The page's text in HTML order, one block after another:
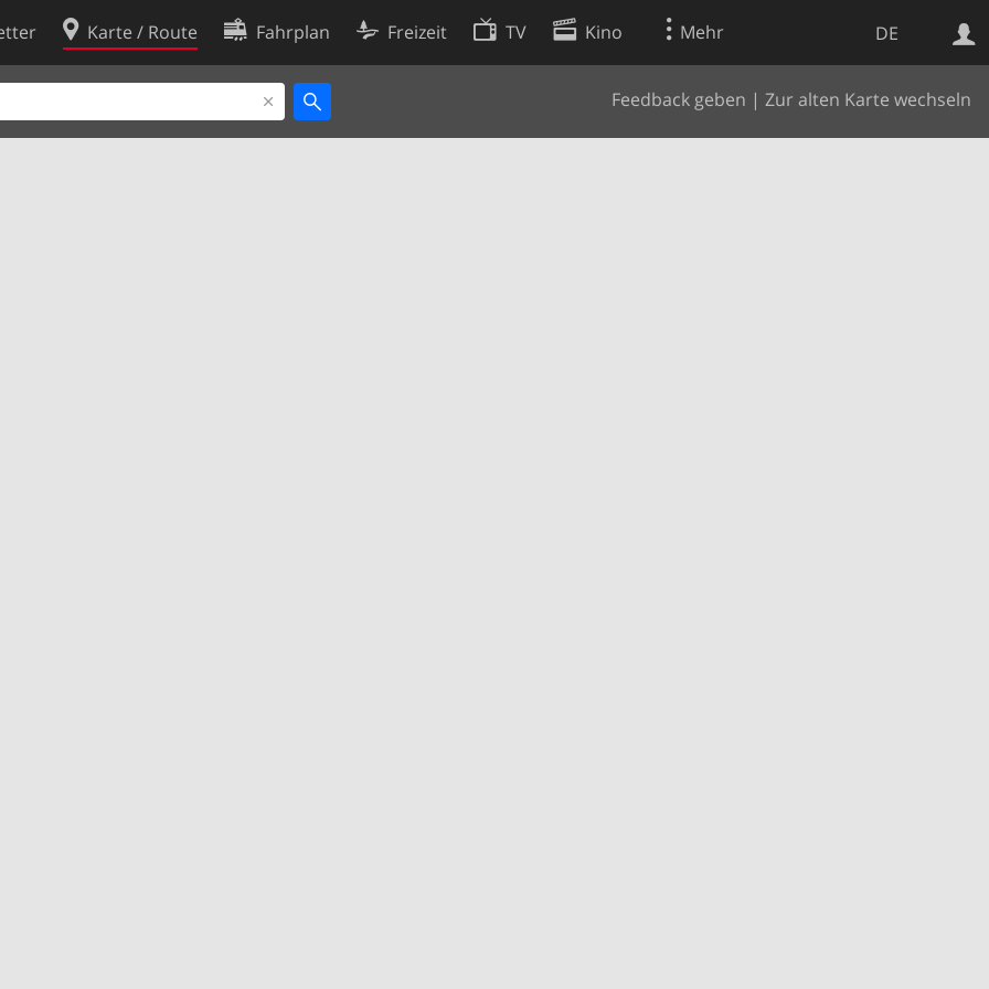
DE
Karte / Route Fahrplan Freizeit TV Kino Mehr
Feedback geben | Zur alten Karte wechseln
Websuche
Cookie-Richtlinie
Cookie-Einstellungen